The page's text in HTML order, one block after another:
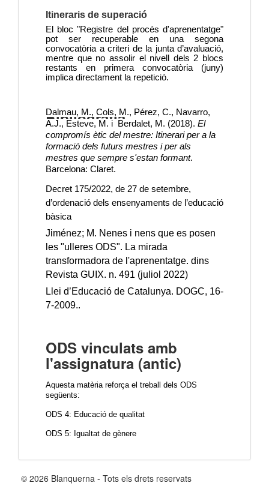
Itineraris de superació
El bloc "Registre del procés d'aprenentatge"
pot ser recuperable en una segona
convocatòria a criteri de la junta d’avaluació,
mentre que no assolir el nivell dels 2 blocs
restants en primera convocatòria (juny)
implica directament la repetició.
Bibliografia
Dalmau, M., Cols, M., Pérez, C., Navarro,
A.J., Esteve, M. i Berdalet, M. (2018). El
compromís ètic del mestre: Itinerari per a la
formació dels futurs mestres i per als
mestres que sempre s'estan formant.
Barcelona: Claret.
Decret 175/2022, de 27 de setembre,
d’ordenació dels ensenyaments de l’educació
bàsica
Jiménez; M. Nenes i nens que es posen
les "ulleres ODS". La mirada
transformadora de l'aprenentatge. dins
Revista GUIX. n. 491 (juliol 2022)
Llei d’Educació de Catalunya. DOGC, 16-
7-2009..
ODS vinculats amb
l'assignatura (antic)
Aquesta matèria reforça el treball dels ODS
següents:
ODS 4: Educació de qualitat
ODS 5: Igualtat de gènere
© 2026 Blanquerna - Tots els drets reservats